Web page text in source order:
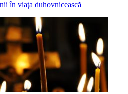
în viaţa duhov­nicească